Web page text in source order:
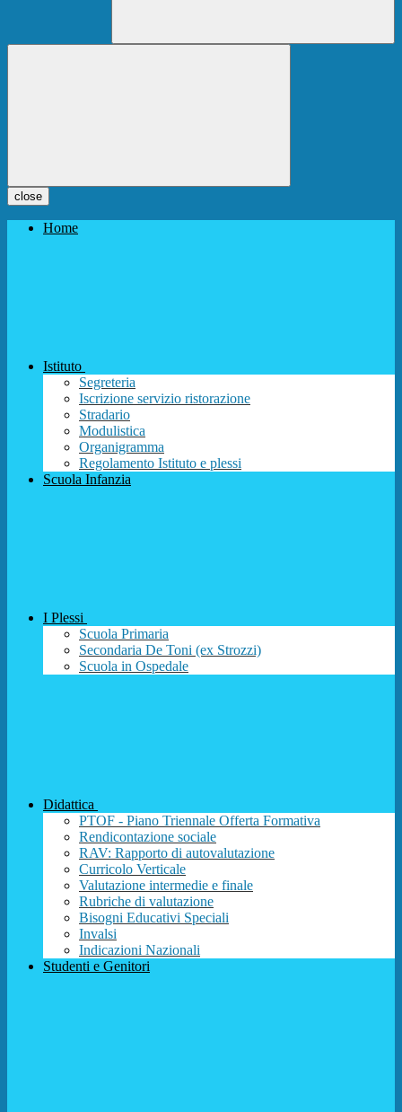
close
Home
Istituto
Segreteria
Iscrizione servizio ristorazione
Stradario
Modulistica
Organigramma
Regolamento Istituto e plessi
Scuola Infanzia
I Plessi
Scuola Primaria
Secondaria De Toni (ex Strozzi)
Scuola in Ospedale
Didattica
PTOF - Piano Triennale Offerta Formativa
Rendicontazione sociale
RAV: Rapporto di autovalutazione
Curricolo Verticale
Valutazione intermedie e finale
Rubriche di valutazione
Bisogni Educativi Speciali
Invalsi
Indicazioni Nazionali
Studenti e Genitori